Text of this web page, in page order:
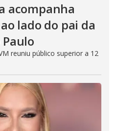
acompanha
lado do pai da
reuniu público superior a 12